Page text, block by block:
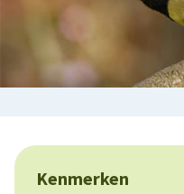
Kenmerken